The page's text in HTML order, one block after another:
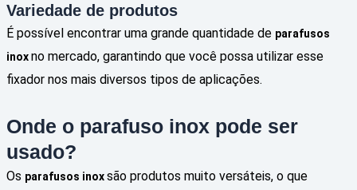
Variedade de produtos
É possível encontrar uma grande quantidade de parafusos
inoxno mercado, garantindo que você possa utilizar esse
fixador nos mais diversos tipos de aplicações.
Onde o parafuso inox pode ser
usado?
Os parafusos inoxsão produtos muito versáteis, o que